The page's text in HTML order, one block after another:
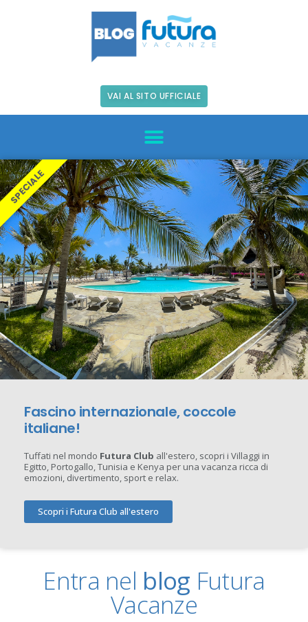
VAI AL SITO UFFICIALE
Fascino internazionale, coccole
italiane!
Tuffati nel mondo Futura Club all'estero, scopri i Villaggi in
Egitto, Portogallo, Tunisia e Kenya per una vacanza ricca di
emozioni, divertimento, sport e relax.
Scopri i Futura Club all'estero
SPECIALE
Entra nel blog Futura
Vacanze